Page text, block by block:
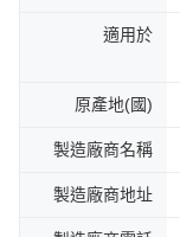
適用於
原產地(國)
製造廠商名稱
製造廠商地址